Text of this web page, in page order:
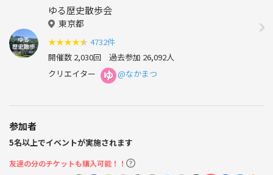
ゆる歴史散歩会
東京都
★★★★★ 4732件
開催数 2,030回 過去参加 26,092人
クリエイター
@なかまつ
参加者
5名以上でイベントが実施されます
友達の分のチケットも購入可能！！